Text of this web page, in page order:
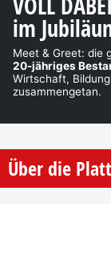
im
Meet & Greet: die
20-jähriges
Wirtschaft,
zusammengetan.
Über die